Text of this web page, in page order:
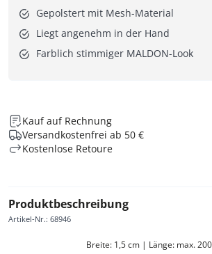
Gepolstert mit Mesh-Material
Liegt angenehm in der Hand
Farblich stimmiger MALDON-Look
Kauf auf Rechnung
Versandkostenfrei ab 50 €
Kostenlose Retoure
Produktbeschreibung
Artikel-Nr.: 68946
Breite: 1,5 cm | Länge: max.